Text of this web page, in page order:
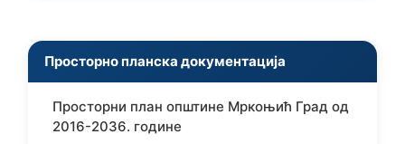
Просторно планска документација
Просторни план општине Мркоњић Град од
2016-2036. године